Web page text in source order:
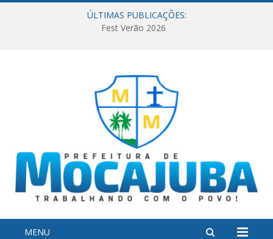
ÚLTIMAS PUBLICAÇÕES:
Fest Verão 2026
MENU